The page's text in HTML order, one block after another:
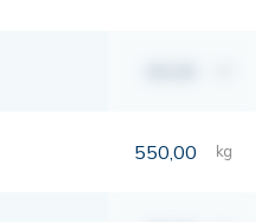
550,00 kg